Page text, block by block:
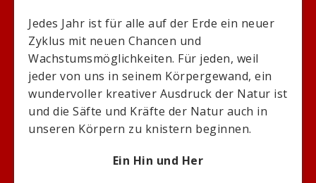
Jedes Jahr ist für alle auf der Erde ein neuer
Zyklus mit neuen Chancen und
Wachstumsmöglichkeiten. Für jeden, weil
jeder von uns in seinem Körpergewand, ein
wundervoller kreativer Ausdruck der Natur ist
und die Säfte und Kräfte der Natur auch in
unseren Körpern zu knistern beginnen.
Ein Hin und Her